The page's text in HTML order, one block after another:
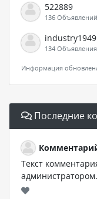
522889
136 Объявлений
industry1949
134 Объявления
Информация
Последние
Текст
администратором.